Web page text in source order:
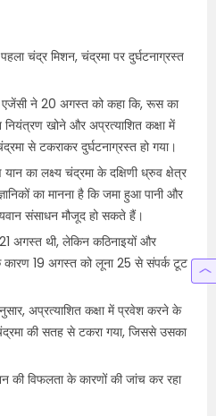
चंद्र मिशन, चंद्रमा पर दुर्घटनाग्रस्त
एजेंसी ने 20 अगस्त को कहा कि, रूस का
नियंत्रण खोने और अप्रत्याशित कक्षा में
से टकराकर दुर्घटनाग्रस्त हो गया।
का लक्ष्य चंद्रमा के दक्षिणी ध्रुव क्षेत्र
का मानना है कि जमा हुआ पानी और
संसाधन मौजूद हो सकते हैं।
अगस्त थी, लेकिन कठिनाइयों और
कारण 19 अगस्त को लूना 25 से संपर्क टूट
अप्रत्याशित कक्षा में प्रवेश करने के
की सतह से टकरा गया, जिससे उसका
की विफलता के कारणों की जांच कर रहा